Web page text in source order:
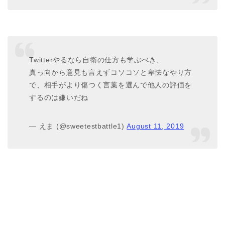
Twitterやるなら自衛の仕方も学ぶべき、
真っ向から意見も言えずコソコソと卑怯なやり方
で、相手がより傷つく言葉を選んで他人の評価を
するのは嫌いだね
— えま (@sweetestbattle1)August 11, 2019